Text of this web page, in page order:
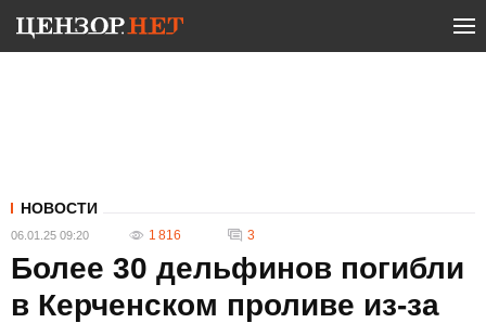
НОВОСТИ
06.01.25 09:20 1 816 3
Более 30 дельфинов погибли
в Керченском проливе из-за